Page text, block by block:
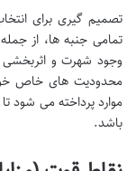
تصمیم گیری برای
تمامی جنبه ها، از
وجود شهرت و اثربخشی
محدودیت های خاص
موارد پرداخته می شود تا
باشد.